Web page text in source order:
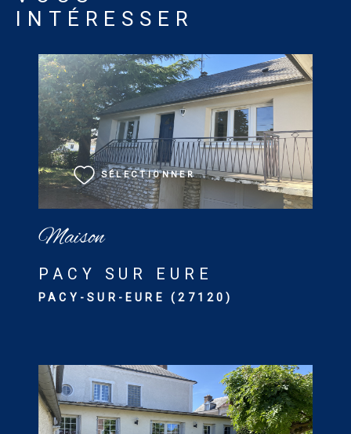
INTÉRESSER
Maison
PACY SUR EURE
PACY-SUR-EURE (27120)
SÉLECTIONNER
VOIR LE BIEN